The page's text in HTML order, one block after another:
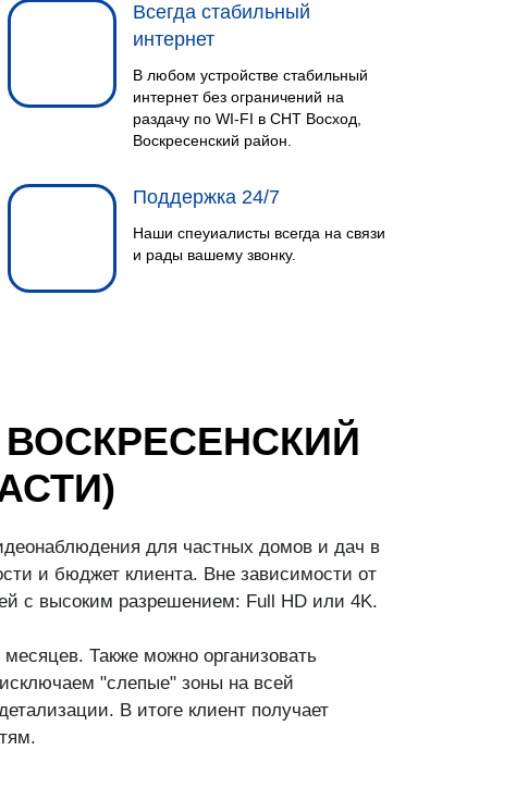
Всегда стабильный
интернет
В любом устройстве стабильный
интернет без ограничений на
раздачу по WI-FI в СНТ Восход,
Воскресенский район.
Поддержка 24/7
Наши спеуиалисты всегда на связи
и рады вашему звонку.
для частных домов и дач в
и бюджет клиента. Вне зависимости от
с высоким разрешением: Full HD или 4K.
Также можно организовать
"слепые" зоны на всей
В итоге клиент получает